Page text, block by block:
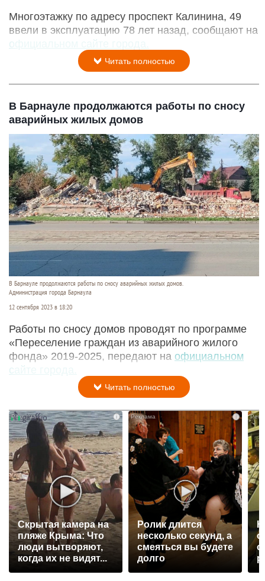
Многоэтажку по адресу проспект Калинина, 49
ввели в эксплуатацию 78 лет назад, сообщают на
официальном сайте города.
Читать полностью
В Барнауле продолжаются работы по сносу
аварийных жилых домов
В Барнауле продолжаются работы по сносу аварийных жилых домов.
Администрация города Барнаула
12 сентября 2023 в 18:20
Работы по сносу домов проводят по программе
«Переселение граждан из аварийного жилого
фонда» 2019-2025, передают на официальном
сайте города.
Читать полностью
i
Скрытая камера на
пляже Крыма: Что
люди вытворяют,
когда их не видят...
Ролик длится
несколько секунд, а
смеяться вы будете
долго